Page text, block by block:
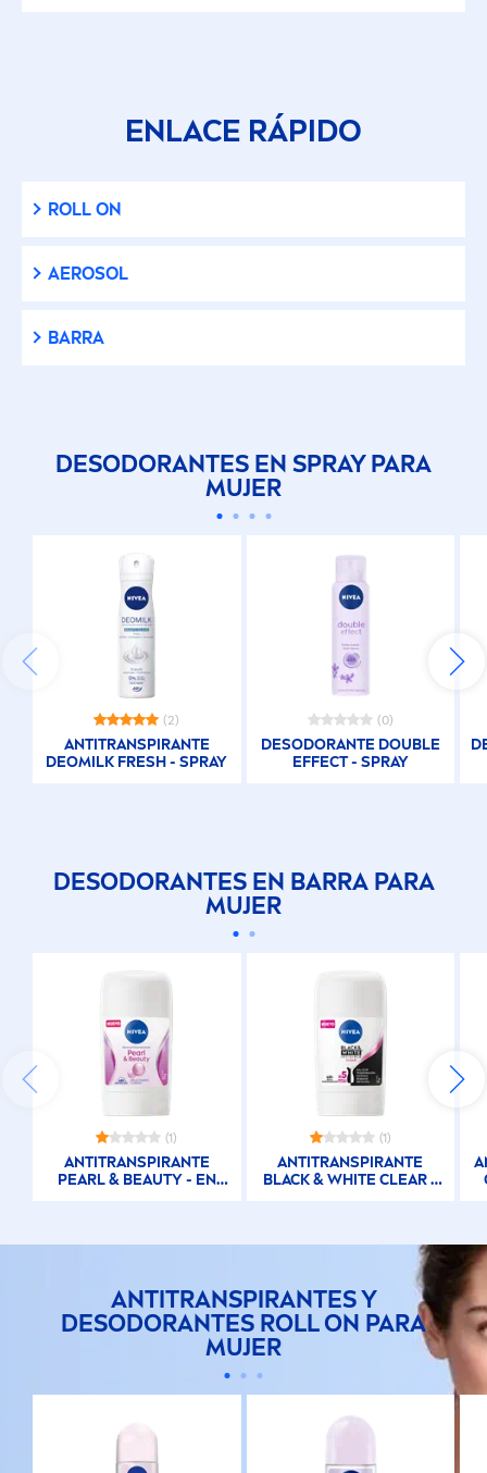
ENLACE RÁPIDO
ROLL ON
AEROSOL
BARRA
DESODORANTES EN SPRAY PARA
MUJER
(2)
ANTITRANSPIRANTE
DEOMILK FRESH- SPRAY
(0)
DESODORANTE DOUBLE
EFFECT - SPRAY
DESODORANTES EN BARRA PARA
MUJER
(1)
ANTITRANSPIRANTE
PEARL& BEAUTY- EN
(1)
ANTITRANSPIRANTE
BLACK&WHITECLEAR -
ANTITRANSPIRANTES Y
DESODORANTES ROLL ON PARA
MUJER